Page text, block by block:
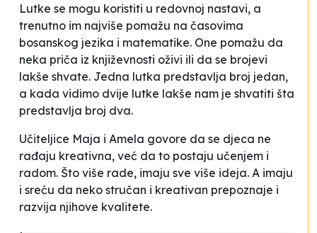
Lutke se mogu koristiti u redovnoj nastavi, a
trenutno im najviše pomažu na časovima
bosanskog jezika i matematike. One pomažu da
neka priča iz književnosti oživi ili da se brojevi
lakše shvate. Jedna lutka predstavlja broj jedan,
a kada vidimo dvije lutke lakše nam je shvatiti šta
predstavlja broj dva.
Učiteljice Maja i Amela govore da se djeca ne
rađaju kreativna, već da to postaju učenjem i
radom. Što više rade, imaju sve više ideja. A imaju
i sreću da neko stručan i kreativan prepoznaje i
razvija njihove kvalitete.